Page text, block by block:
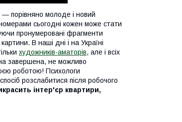
порівняно молоде і новий
сьогодні кожен може стати
пронумеровані фрагменти
В наші дні і на Україні
художників-аматорів, але і всіх
завершена, не можливо
роботою! Психологи
розслабитися після робочого
інтер'єр квартири,